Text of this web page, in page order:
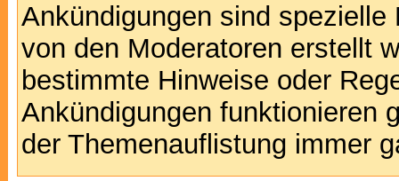
Ankündigungen sind
von den Moderatoren erstellt
bestimmte Hinweise oder
Ankündigungen funktionieren
der Themenauflistung immer